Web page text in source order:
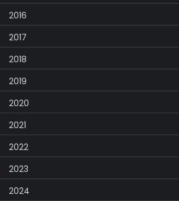
2016
2017
2018
2019
2020
2021
2022
2023
2024